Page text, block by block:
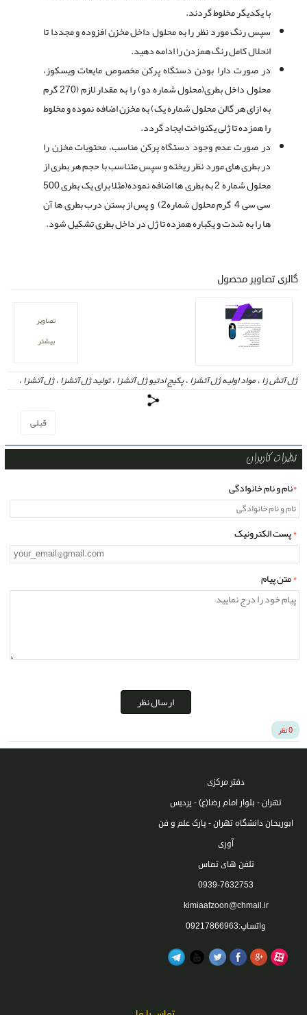
با یکدیگر مخلوط گردند.
سپس رنگ مورد نظر را به محلول داخل مخزن افزوده و مجددا تا
انحلال کامل رنگ همزدن را ادامه دهید.
در صورت دارا بودن دستگاه پرکن مخصوص مایعات ویسکوز،
محلول داخل بطری(محلول شماره دو) را به مقدار لازم (270 گرم
به ازای هر گالن محلول شماره یک) به مخزن اضافه نموده و مخلوط
را همزده تا ژلی یکنواخت ایجاد گردد.
در صورت عدم وجود دستگاه پرکن مناسب، محتویات مخزن را
در بطری های مورد نظر ریخته و سپس متناسب با حجم هر بطری از
محلول شماره 2 به بطری‏ ها اضافه نموده(مثلا برای یک بطری 500
سی‏ سی 4 گرم محلول شماره2) و پس از بستن درب بطری‏ ها آن‏
ها را به شدت و یکباره همزده تا ژل در داخل بطری تشکیل شود.
گالری تصاویر محصول
تصاویر
بیشتر
ژل آتش زا،مواد اولیه ژل آتشزا،پکیج ادتیو ژل آتشزا،تولید ژل آتشزا،ژل آتشزا،
سوخت ژلی
تولید الکل
قبلی
نظرات کاربران
*نام و نام خانوادگی
*پست الکترونیک
*متن پیام
ارسال نظر
0 نظر
دفتر مرکزی
تهران - بلوار امام رضا(ع) - پردیس
ابوریحان دانشگاه تهران - پارک علم و فن
آوری
تلفن های تماس
0939-7632753​
kimiaafzoon@chmail.ir
واتساپ:09217866963